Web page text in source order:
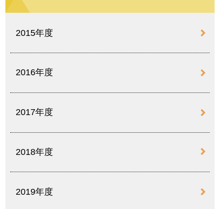
2015年度
2016年度
2017年度
2018年度
2019年度